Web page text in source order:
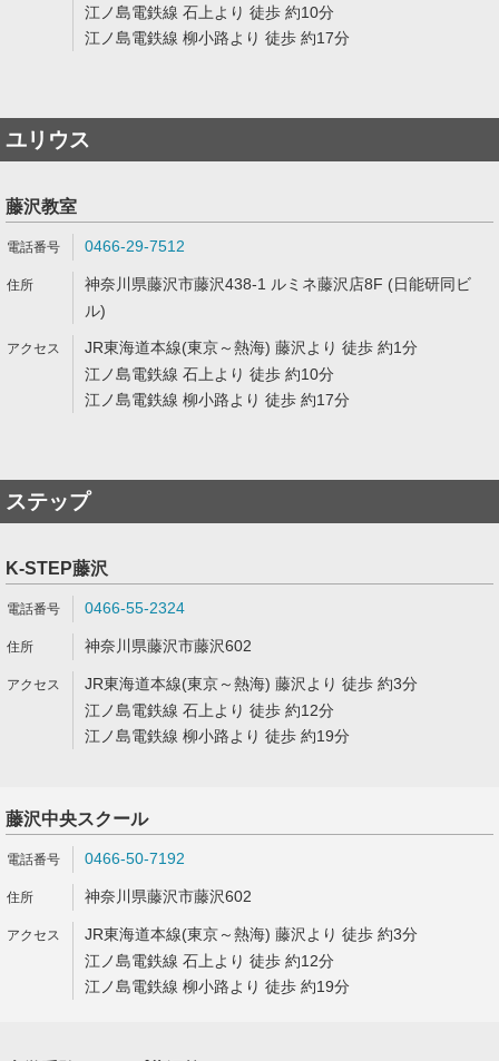
江ノ島電鉄線 石上より 徒歩 約10分
江ノ島電鉄線 柳小路より 徒歩 約17分
ユリウス
藤沢教室
0466-29-7512
神奈川県藤沢市藤沢438-1 ルミネ藤沢店8F (日能研同ビ
ル)
JR東海道本線(東京～熱海) 藤沢より 徒歩 約1分
江ノ島電鉄線 石上より 徒歩 約10分
江ノ島電鉄線 柳小路より 徒歩 約17分
ステップ
K-STEP藤沢
0466-55-2324
神奈川県藤沢市藤沢602
JR東海道本線(東京～熱海) 藤沢より 徒歩 約3分
江ノ島電鉄線 石上より 徒歩 約12分
江ノ島電鉄線 柳小路より 徒歩 約19分
藤沢中央スクール
0466-50-7192
神奈川県藤沢市藤沢602
JR東海道本線(東京～熱海) 藤沢より 徒歩 約3分
江ノ島電鉄線 石上より 徒歩 約12分
江ノ島電鉄線 柳小路より 徒歩 約19分